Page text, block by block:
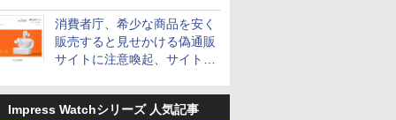
消費者庁、希少な商品を安く
販売すると見せかける偽通販
サイトに注意喚起、サイト名
Impress Watchシリーズ 人気記事